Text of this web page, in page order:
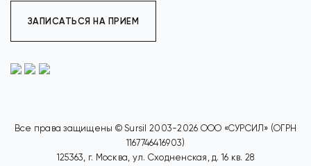
ЗАПИСАТЬСЯ НА ПРИЕМ
Все права защищены © Sursil 2003-2026 ООО «СУРСИЛ» (ОГРН
1167746416903)
125363, г. Москва, ул. Сходненская, д. 16 кв. 28